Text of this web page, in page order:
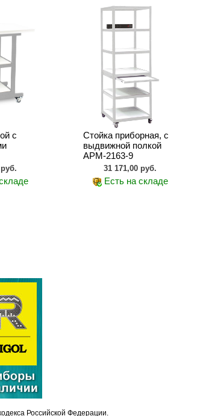
с
Стойка приборная, с
выдвижной полкой
АРМ-2163-9
31 171,00 руб.
Есть на складе
Российской Федерации.